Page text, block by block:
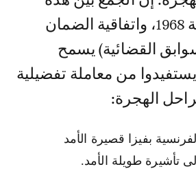
النصوص (اتفاقية 1968، واتفاقية الضمان
القضائية) يسمح
من معاملة تفضيلية
الهجرة:
بفيزا قصيرة الأمد
تأشيرة طويلة الأمد.